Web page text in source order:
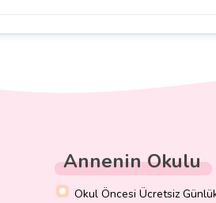
Annenin Okulu
Okul Öncesi Ücretsiz